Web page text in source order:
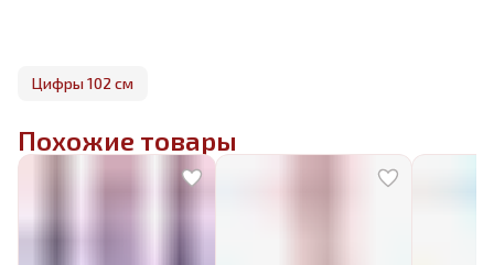
Цифры 102 см
Похожие товары